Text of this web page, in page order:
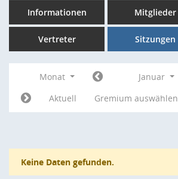
Informationen Mitglieder
Vertreter Sitzungen
Monat Januar
Aktuell
Gremium auswählen
Keine Daten gefunden.